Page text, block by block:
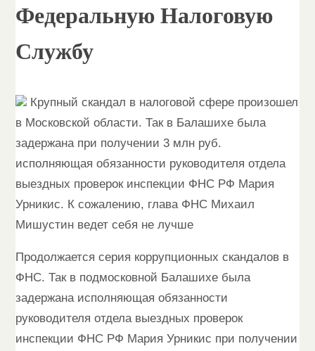
Федеральную Налоговую
Службу
Крупный скандал в налоговой сфере произошел
в Московской области. Так в Балашихе была
задержана при получении 3 млн руб.
исполняющая обязанности руководителя отдела
выездных проверок инспекции ФНС РФ Мария
Урникис. К сожалению, глава ФНС Михаил
Мишустин ведет себя не лучше
Продолжается серия коррупционных скандалов в
ФНС. Так в подмосковной Балашихе была
задержана исполняющая обязанности
руководителя отдела выездных проверок
инспекции ФНС РФ Мария Урникис при получении